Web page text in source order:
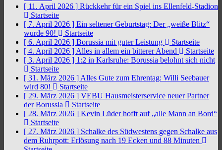
[ 11. April 2026 ] Rückkehr für ein Spiel ins Ellenfeld-Stadion
Startseite
[ 7. April 2026 ] Ein seltener Geburtstag: Der „weiße Blitz“
wurde 90!
Startseite
[ 6. April 2026 ] Borussia mit guter Leistung
Startseite
[ 4. April 2026 ] Alles in allem ein bitterer Abend
Startseite
[ 3. April 2026 ] 1:2 in Karlsruhe: Borussia belohnt sich nicht
Startseite
[ 31. März 2026 ] Alles Gute zum Ehrentag: Willi Seebauer
wird 80!
Startseite
[ 29. März 2026 ] VEBU Hausmeisterservice neuer Partner
der Borussia
Startseite
[ 28. März 2026 ] Kevin Lüder hofft auf „alle Mann an Bord“
Startseite
[ 27. März 2026 ] Schalke des Südwestens gegen Schalke aus
dem Ruhrpott: Erlösung nach 19 Ecken und 88 Minuten